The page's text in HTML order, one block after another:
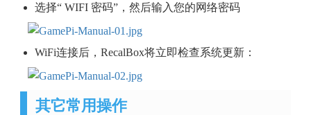
选择“ WIFI 密码”，然后输入您的网络密码
WiFi连接后，RecalBox将立即检查系统更新：
其它常用操作